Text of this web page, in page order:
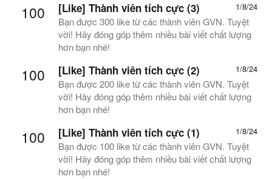
100 1/8/24
[Like] Thành viên tích cực (3)
Bạn được 300 like từ các thành viên GVN. Tuyệt
vời! Hãy đóng góp thêm nhiều bài viết chất lượng
hơn bạn nhé!
100 1/8/24
[Like] Thành viên tích cực (2)
Bạn được 200 like từ các thành viên GVN. Tuyệt
vời! Hãy đóng góp thêm nhiều bài viết chất lượng
hơn bạn nhé!
100 1/8/24
[Like] Thành viên tích cực (1)
Bạn được 100 like từ các thành viên GVN. Tuyệt
vời! Hãy đóng góp thêm nhiều bài viết chất lượng
hơn bạn nhé!